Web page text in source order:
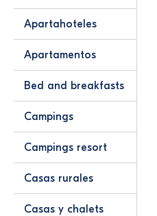
Apartahoteles
Apartamentos
Bed and breakfasts
Campings
Campings resort
Casas rurales
Casas y chalets